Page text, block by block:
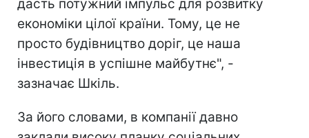
дасть потужний імпульс для розвитку
економіки цілої країни. Тому, це не
просто будівництво доріг, це наша
інвестиція в успішне майбутнє", -
зазначає Шкіль.
За його словами, в компанії давно